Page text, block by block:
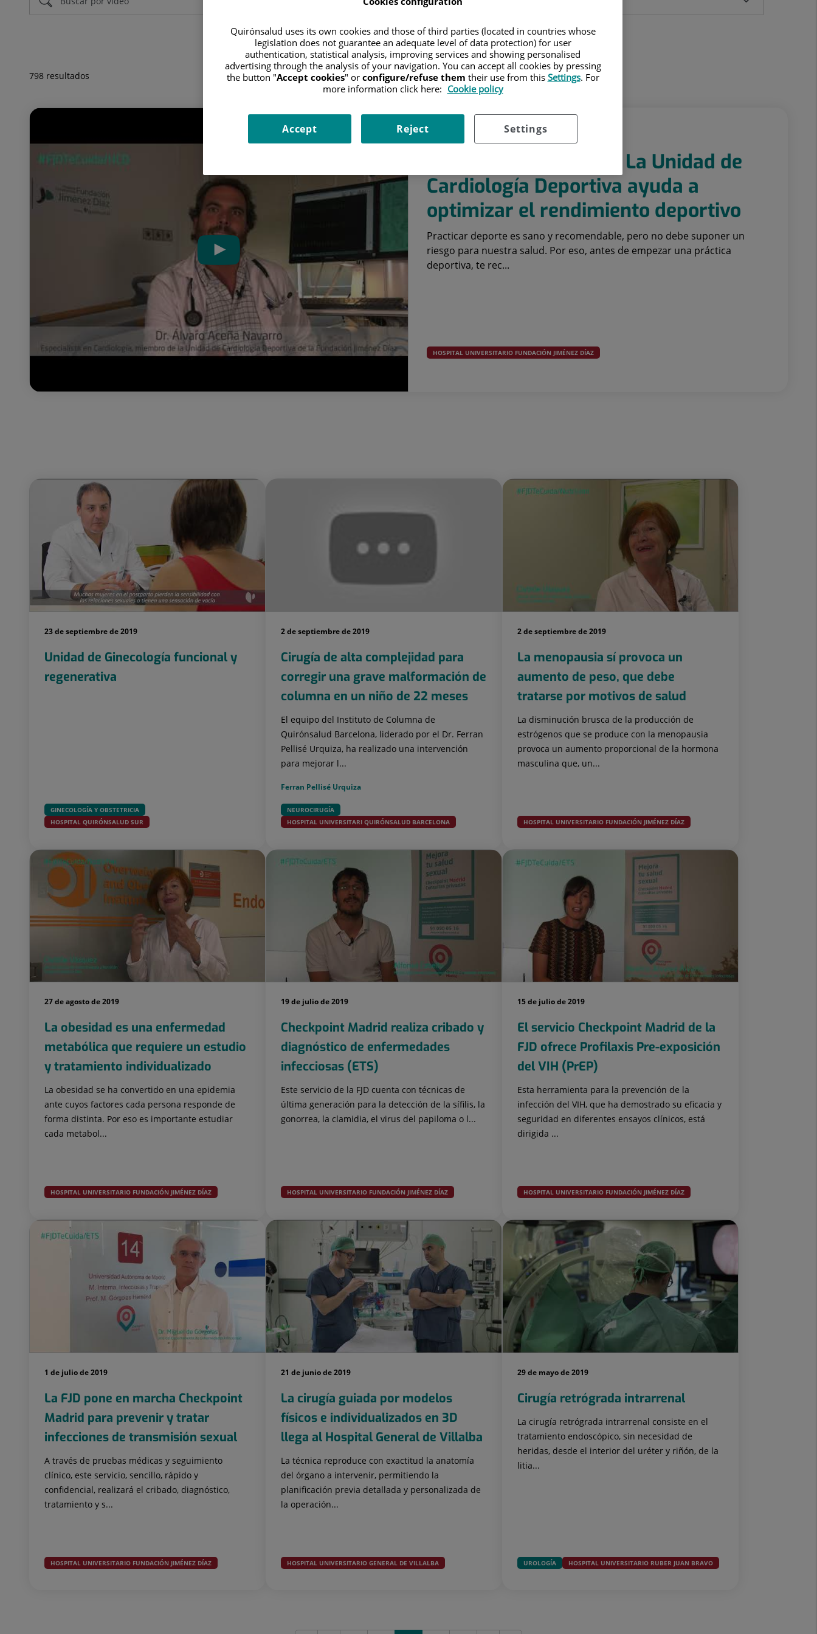
Limpiar búsqueda
Buscar
798 resultados
Vídeos
2 de octubre de 2019
#FJDTeCuida Deporte La Unidad de
Cardiología Deportiva ayuda a
optimizar el rendimiento deportivo
Practicar deporte es sano y recomendable, pero no debe suponer un
riesgo para nuestra salud. Por eso, antes de empezar una práctica
deportiva, te rec...
HOSPITAL UNIVERSITARIO FUNDACIÓN JIMÉNEZ DÍAZ
23 de septiembre de 2019
Unidad de Ginecología funcional y
regenerativa
GINECOLOGÍA Y OBSTETRICIA
HOSPITAL QUIRÓNSALUD SUR
2 de septiembre de 2019
Cirugía de alta complejidad para
corregir una grave malformación de
columna en un niño de 22 meses
El equipo del Instituto de Columna de
Quirónsalud Barcelona, liderado por el Dr. Ferran
Pellisé Urquiza, ha realizado una intervención
para mejorar l...
Ferran Pellisé Urquiza
NEUROCIRUGÍA
HOSPITAL UNIVERSITARI QUIRÓNSALUD BARCELONA
2 de septiembre de 2019
La menopausia sí provoca un
aumento de peso, que debe
tratarse por motivos de salud
La disminución brusca de la producción de
estrógenos que se produce con la menopausia
provoca un aumento proporcional de la hormona
masculina que, un...
HOSPITAL UNIVERSITARIO FUNDACIÓN JIMÉNEZ DÍAZ
27 de agosto de 2019
La obesidad es una enfermedad
metabólica que requiere un estudio
y tratamiento individualizado
La obesidad se ha convertido en una epidemia
ante cuyos factores cada persona responde de
forma distinta. Por eso es importante estudiar
cada metabol...
HOSPITAL UNIVERSITARIO FUNDACIÓN JIMÉNEZ DÍAZ
19 de julio de 2019
Checkpoint Madrid realiza cribado y
diagnóstico de enfermedades
infecciosas (ETS)
Este servicio de la FJD cuenta con técnicas de
última generación para la detección de la sífilis, la
gonorrea, la clamidia, el virus del papiloma o l...
HOSPITAL UNIVERSITARIO FUNDACIÓN JIMÉNEZ DÍAZ
15 de julio de 2019
El servicio Checkpoint Madrid de la
FJD ofrece Profilaxis Pre-exposición
del VIH (PrEP)
Esta herramienta para la prevención de la
infección del VIH, que ha demostrado su eficacia y
seguridad en diferentes ensayos clínicos, está
dirigida ...
HOSPITAL UNIVERSITARIO FUNDACIÓN JIMÉNEZ DÍAZ
1 de julio de 2019
La FJD pone en marcha Checkpoint
Madrid para prevenir y tratar
infecciones de transmisión sexual
A través de pruebas médicas y seguimiento
clínico, este servicio, sencillo, rápido y
confidencial, realizará el cribado, diagnóstico,
tratamiento y s...
HOSPITAL UNIVERSITARIO FUNDACIÓN JIMÉNEZ DÍAZ
21 de junio de 2019
La cirugía guiada por modelos
físicos e individualizados en 3D
llega al Hospital General de Villalba
La técnica reproduce con exactitud la anatomía
del órgano a intervenir, permitiendo la
planificación previa detallada y personalizada de
la operación...
HOSPITAL UNIVERSITARIO GENERAL DE VILLALBA
29 de mayo de 2019
Cirugía retrógrada intrarrenal
La cirugía retrógrada intrarrenal consiste en el
tratamiento endoscópico, sin necesidad de
heridas, desde el interior del uréter y riñón, de la
litia...
UROLOGÍA HOSPITAL UNIVERSITARIO RUBER JUAN BRAVO
Quirónsalud uses its own cookies and those of third parties (located in countries whose
legislation does not guarantee an adequate level of data protection) for user
authentication, statistical analysis, improving services and showing personalised
advertising through the analysis of your navigation. You can accept all cookies by pressing
the button "Accept cookies" or configure/refuse them their use from this Settings. For
more information click here: Cookie policy
Settings
Reject
Accept